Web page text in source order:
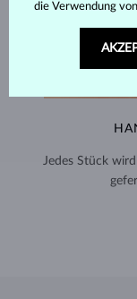
Jedes Stück
die Verwendung